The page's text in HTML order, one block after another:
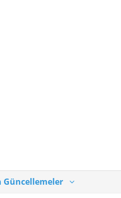
Güncellemeler